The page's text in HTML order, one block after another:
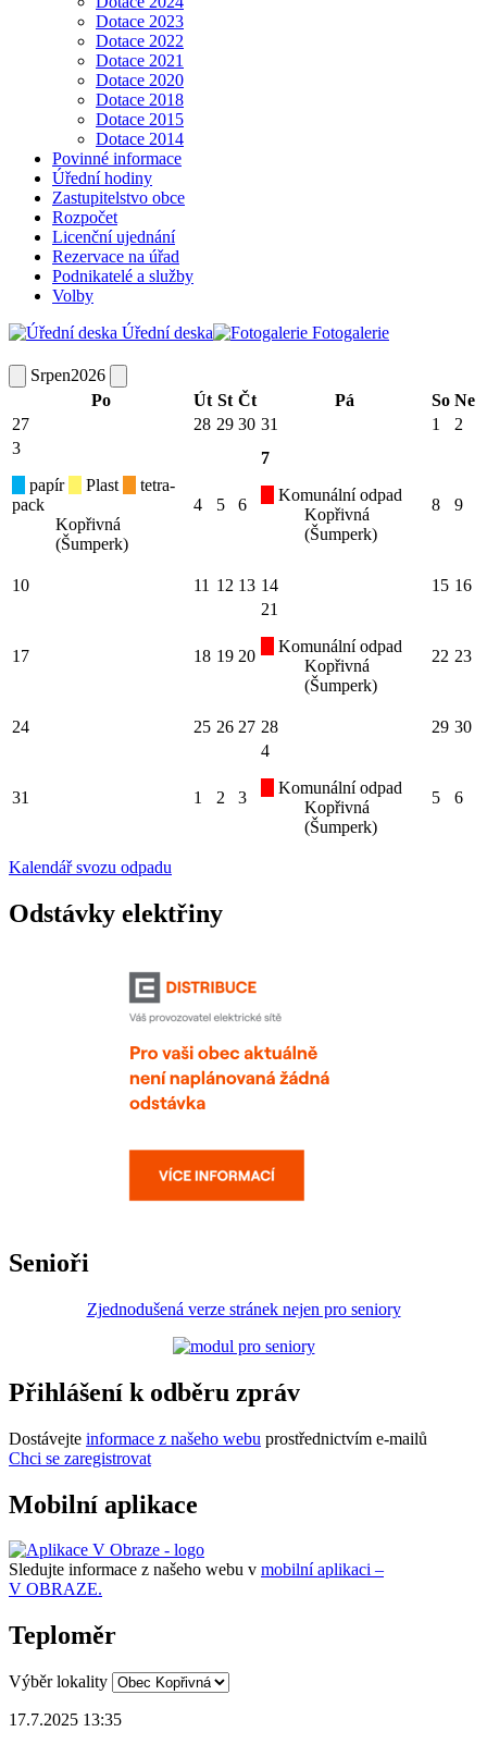
Dotace 2023
Dotace 2022
Dotace 2021
Dotace 2020
Dotace 2018
Dotace 2015
Dotace 2014
Povinné informace
Úřední hodiny
Zastupitelstvo obce
Rozpočet
Licenční ujednání
Rezervace na úřad
Podnikatelé a služby
Volby
Úřední deska
Fotogalerie
Srpen2026
Po
Út St Čt Pá So Ne
27
28 29 30 31 1
2
3
papír
Plast
tetra-
pack
Kopřivná
(Šumperk)
4 5 6
7
Komunální odpad
Kopřivná
(Šumperk)
8 9
10 11 12 13 14 15 16
17 18 19 20
21
Komunální odpad
Kopřivná
(Šumperk)
22 23
24 25 26 27 28 29 30
31 1 2 3
4
Komunální odpad
Kopřivná
(Šumperk)
5 6
Kalendář svozu odpadu
Odstávky elektřiny
Senioři
Zjednodušená verze stránek nejen pro seniory
Přihlášení k odběru zpráv
Dostávejte informace z našeho webu prostřednictvím e-mailů
Chci se zaregistrovat
Mobilní aplikace
Sledujte informace z našeho webu v mobilní aplikaci –
V OBRAZE.
Teploměr
Výběr lokality
17.7.2025 13:35